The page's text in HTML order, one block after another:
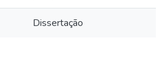
Dissertação